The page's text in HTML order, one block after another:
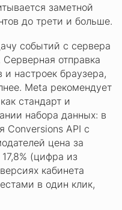
заметной
до трети и больше.
событий с сервера
отправка
и настроек браузера,
Meta рекомендует
стандарт и
набора данных: в
Conversions API с
цена за
(цифра из
кабинета
в один клик,